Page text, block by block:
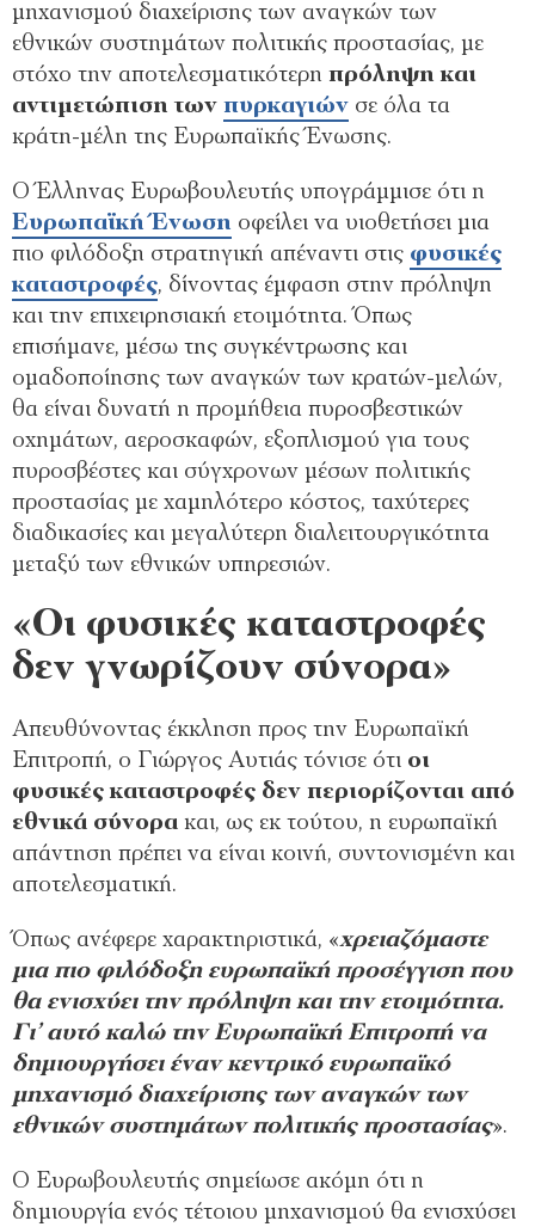
μηχανισμού διαχείρισης των αναγκών των
εθνικών συστημάτων πολιτικής προστασίας, με
στόχο την αποτελεσματικότερη πρόληψη και
αντιμετώπιση των πυρκαγιών σε όλα τα
κράτη-μέλη της Ευρωπαϊκής Ένωσης.
Ο Έλληνας Ευρωβουλευτής υπογράμμισε ότι η
Ευρωπαϊκή Ένωση οφείλει να υιοθετήσει μια
πιο φιλόδοξη στρατηγική απέναντι στις φυσικές
καταστροφές, δίνοντας έμφαση στην πρόληψη
και την επιχειρησιακή ετοιμότητα. Όπως
επισήμανε, μέσω της συγκέντρωσης και
ομαδοποίησης των αναγκών των κρατών-μελών,
θα είναι δυνατή η προμήθεια πυροσβεστικών
οχημάτων, αεροσκαφών, εξοπλισμού για τους
πυροσβέστες και σύγχρονων μέσων πολιτικής
προστασίας με χαμηλότερο κόστος, ταχύτερες
διαδικασίες και μεγαλύτερη διαλειτουργικότητα
μεταξύ των εθνικών υπηρεσιών.
«Οι φυσικές καταστροφές
δεν γνωρίζουν σύνορα»
Απευθύνοντας έκκληση προς την Ευρωπαϊκή
Επιτροπή, ο Γιώργος Αυτιάς τόνισε ότι οι
φυσικές καταστροφές δεν περιορίζονται από
εθνικά σύνορα και, ως εκ τούτου, η ευρωπαϊκή
απάντηση πρέπει να είναι κοινή, συντονισμένη και
αποτελεσματική.
Όπως ανέφερε χαρακτηριστικά, «χρειαζόμαστε
μια πιο φιλόδοξη ευρωπαϊκή προσέγγιση που
θα ενισχύει την πρόληψη και την ετοιμότητα.
Γι’ αυτό καλώ την Ευρωπαϊκή Επιτροπή να
δημιουργήσει έναν κεντρικό ευρωπαϊκό
μηχανισμό διαχείρισης των αναγκών των
εθνικών συστημάτων πολιτικής προστασίας».
Ο Ευρωβουλευτής σημείωσε ακόμη ότι η
δημιουργία ενός τέτοιου μηχανισμού θα ενισχύσει